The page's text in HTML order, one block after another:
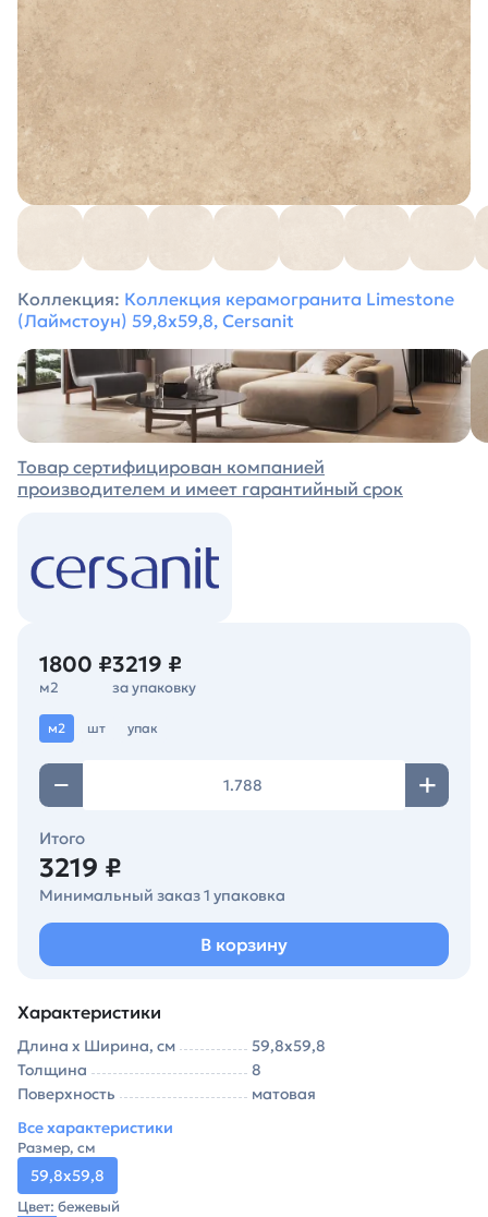
Коллекция: Коллекция керамогранита Limestone
(Лаймстоун) 59,8х59,8, Cersanit
Товар сертифицирован компанией
производителем и имеет гарантийный срок
1800 ₽
м2
3219 ₽
за упаковку
м2 шт упак
Итого
3219 ₽
Минимальный заказ 1 упаковка
В корзину
Характеристики
Длина х Ширина, см
59,8х59,8
Толщина
8
Поверхность
матовая
Все характеристики
Размер, см
59,8х59,8
Цвет: бежевый